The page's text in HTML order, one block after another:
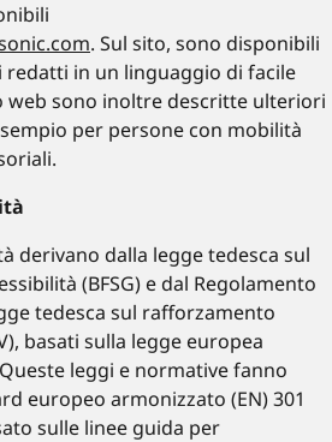
. Sul sito, sono disponibili
in un linguaggio di facile
web sono inoltre descritte ulteriori
per persone con mobilità
derivano dalla legge tedesca sul
(BFSG) e dal Regolamento
tedesca sul rafforzamento
basati sulla legge europea
leggi e normative fanno
europeo armonizzato (EN) 301
sulle linee guida per